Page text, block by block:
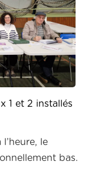
1 et 2 installés
le
bas.